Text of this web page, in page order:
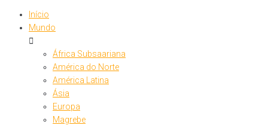
Início
Mundo
África Subsaariana
América do Norte
América Latina
Ásia
Europa
Magrebe